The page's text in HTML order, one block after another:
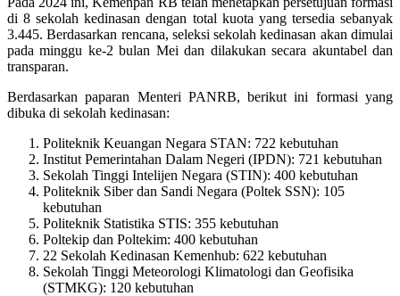
di 8 sekolah kedinasan dengan total kuota yang tersedia sebanyak
3.445. Berdasarkan rencana, seleksi sekolah kedinasan akan dimulai
pada minggu ke-2 bulan Mei dan dilakukan secara akuntabel dan
transparan.
Berdasarkan paparan Menteri PANRB, berikut ini formasi yang
dibuka di sekolah kedinasan:
Politeknik Keuangan Negara STAN: 722 kebutuhan
Institut Pemerintahan Dalam Negeri (IPDN): 721 kebutuhan
Sekolah Tinggi Intelijen Negara (STIN): 400 kebutuhan
Politeknik Siber dan Sandi Negara (Poltek SSN): 105
kebutuhan
Politeknik Statistika STIS: 355 kebutuhan
Poltekip dan Poltekim: 400 kebutuhan
22 Sekolah Kedinasan Kemenhub: 622 kebutuhan
Sekolah Tinggi Meteorologi Klimatologi dan Geofisika
(STMKG): 120 kebutuhan